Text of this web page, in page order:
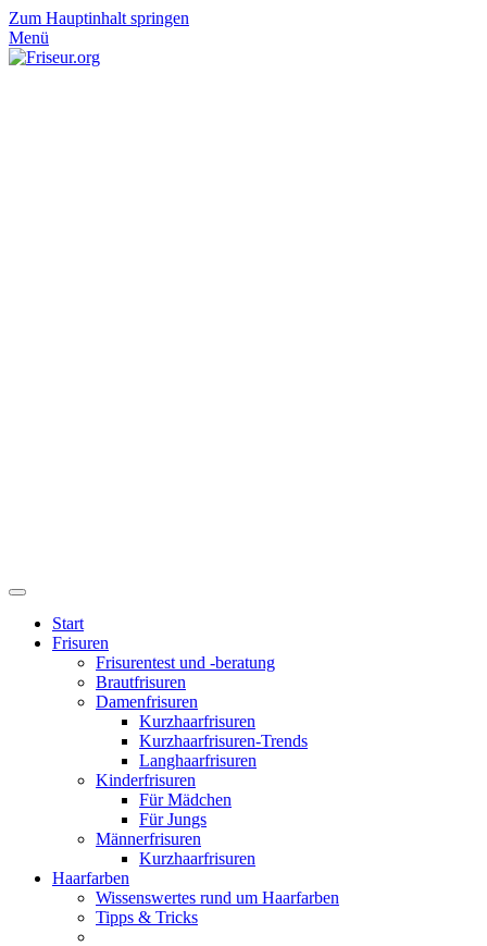
Zum Hauptinhalt springen
Menü
Start
Frisuren
Frisurentest und -beratung
Brautfrisuren
Damenfrisuren
Kurzhaarfrisuren
Kurzhaarfrisuren-Trends
Langhaarfrisuren
Kinderfrisuren
Für Mädchen
Für Jungs
Männerfrisuren
Kurzhaarfrisuren
Haarfarben
Wissenswertes rund um Haarfarben
Tipps & Tricks